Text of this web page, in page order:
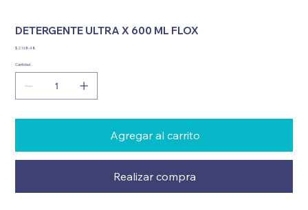
DETERGENTE ULTRA X 600 ML FLOX
Precio
$ 2.168,48
Cantidad
Agregar al carrito
Realizar compra